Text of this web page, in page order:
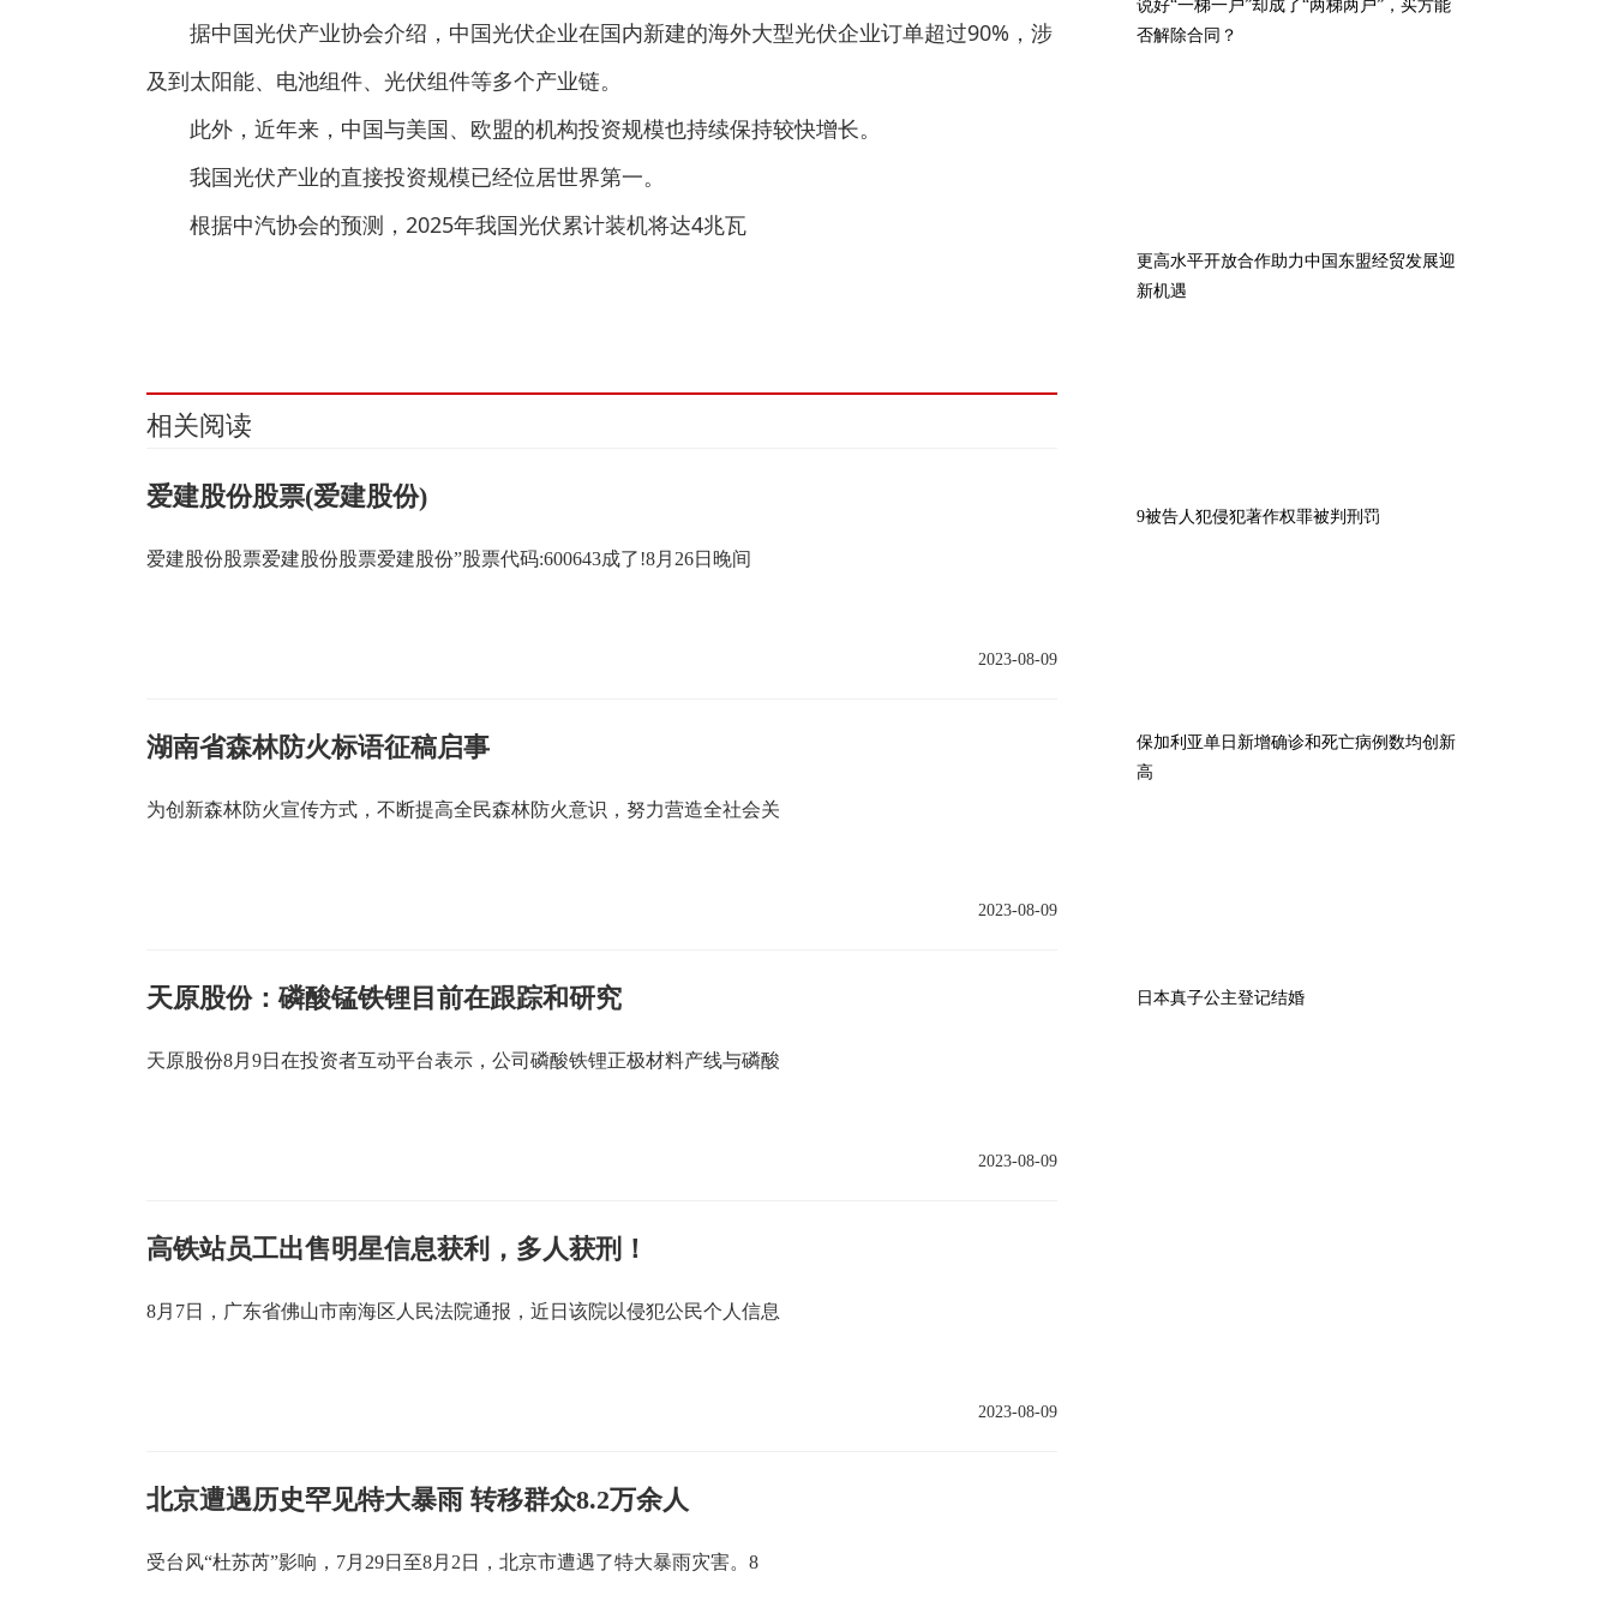
据中国光伏产业协会介绍，中国光伏企业在国内新建的海外大型光伏企业订单超过90%，涉
及到太阳能、电池组件、光伏组件等多个产业链。
此外，近年来，中国与美国、欧盟的机构投资规模也持续保持较快增长。
我国光伏产业的直接投资规模已经位居世界第一。
根据中汽协会的预测，2025年我国光伏累计装机将达4兆瓦
相关阅读
爱建股份股票(爱建股份)
爱建股份股票爱建股份股票爱建股份”股票代码:600643成了!8月26日晚间
2023-08-09
湖南省森林防火标语征稿启事
为创新森林防火宣传方式，不断提高全民森林防火意识，努力营造全社会关
2023-08-09
天原股份：磷酸锰铁锂目前在跟踪和研究
天原股份8月9日在投资者互动平台表示，公司磷酸铁锂正极材料产线与磷酸
2023-08-09
高铁站员工出售明星信息获利，多人获刑！
8月7日，广东省佛山市南海区人民法院通报，近日该院以侵犯公民个人信息
2023-08-09
北京遭遇历史罕见特大暴雨 转移群众8.2万余人
受台风“杜苏芮”影响，7月29日至8月2日，北京市遭遇了特大暴雨灾害。8
说好“一梯一户”却成了“两梯两户”，买方能
否解除合同？
更高水平开放合作助力中国东盟经贸发展迎
新机遇
9被告人犯侵犯著作权罪被判刑罚
保加利亚单日新增确诊和死亡病例数均创新
高
日本真子公主登记结婚